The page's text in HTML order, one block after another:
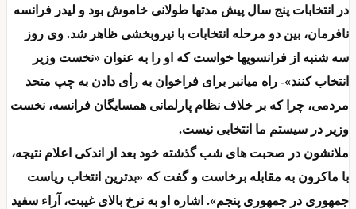
در انتخابات پنج سال پیش مدتها طولانی خاموش بود و لیدر فرانسه
نافرمان، بین دو مرحله انتخابات با نیروبخشی ظاهر شد. وی روز
سه شنبه از فرانسویها خواست که او را به عنوان «نخست وزیر
انتخاب کنند»- راه میانبر برای فراخوان به رأی دادن به چپ متحد
مردمی، چرا که بر خلاف نظام پارلمانی همسایگان فرانسه، نخست
وزیر در سیستم ما انتخابی نیست.
ملانشون در صحبت های شب گذشته خود بعد از اندکی اعلام نتیجه،
با ماکرون به مقابله برخاست و گفت که «بدترین انتخاب ریاست
جمهوری در جمهوری پنجم». اشاره او به نرخ بالای غیبت، آراء سفید